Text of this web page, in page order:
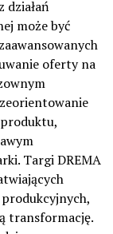
działań
może być
oferty na
Targi DREMA
transformację.